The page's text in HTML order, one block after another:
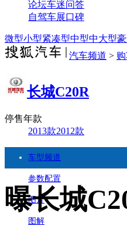
论坛车迷问答
自驾车展口碑
微型小型紧凑型中型中大型
汽车频道 >
长城C20R
停售年款
2013款2012款
车型频道
参数配置
图片
图解
曝长城